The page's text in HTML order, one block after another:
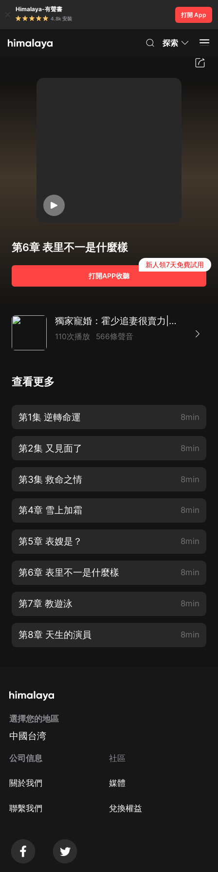
Himalaya-有聲書
4.8k 安裝
打開 App
探索
第6章 表里不一是什麼樣
打開APP收聽
新人領7天免費試用
獨家寵婚：霍少追妻很賣力|都市甜寵|穿書
110次播放 566條聲音
查看更多
第1集 逆轉命運 8min
第2集 又見面了 8min
第3集 救命之情 8min
第4章 雪上加霜 8min
第5章 表嫂是？ 8min
第6章 表里不一是什麼樣 8min
第7章 教遊泳 8min
第8章 天生的演員 8min
選擇您的地區
中國台湾
公司信息
關於我們
聯繫我們
社區
媒體
兌換權益